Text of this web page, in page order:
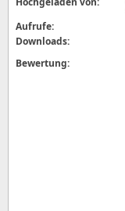
Aufrufe:
Downloads:
Bewertung: